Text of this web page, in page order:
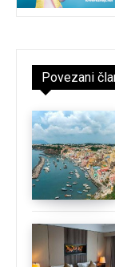
Povezani